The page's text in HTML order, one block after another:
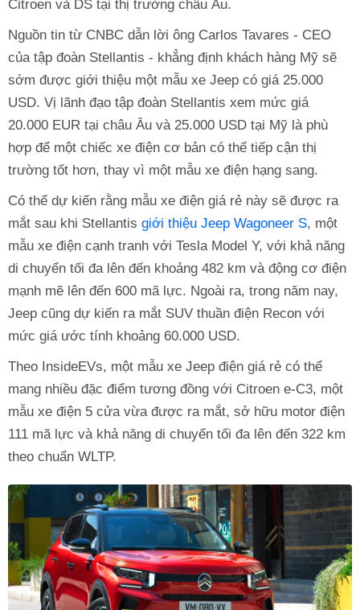
Citroen và DS tại thị trường châu Âu.
Nguồn tin từ CNBC dẫn lời ông Carlos Tavares - CEO
của tập đoàn Stellantis - khẳng định khách hàng Mỹ sẽ
sớm được giới thiệu một mẫu xe Jeep có giá 25.000
USD. Vị lãnh đạo tập đoàn Stellantis xem mức giá
20.000 EUR tại châu Âu và 25.000 USD tại Mỹ là phù
hợp để một chiếc xe điện cơ bản có thể tiếp cận thị
trường tốt hơn, thay vì một mẫu xe điện hạng sang.
Có thể dự kiến rằng mẫu xe điện giá rẻ này sẽ được ra
mắt sau khi Stellantis giới thiệu Jeep Wagoneer S, một
mẫu xe điện cạnh tranh với Tesla Model Y, với khả năng
di chuyển tối đa lên đến khoảng 482 km và động cơ điện
mạnh mẽ lên đến 600 mã lực. Ngoài ra, trong năm nay,
Jeep cũng dự kiến ra mắt SUV thuần điện Recon với
mức giá ước tính khoảng 60.000 USD.
Theo InsideEVs, một mẫu xe Jeep điện giá rẻ có thể
mang nhiều đặc điểm tương đồng với Citroen e-C3, một
mẫu xe điện 5 cửa vừa được ra mắt, sở hữu motor điện
111 mã lực và khả năng di chuyển tối đa lên đến 322 km
theo chuẩn WLTP.